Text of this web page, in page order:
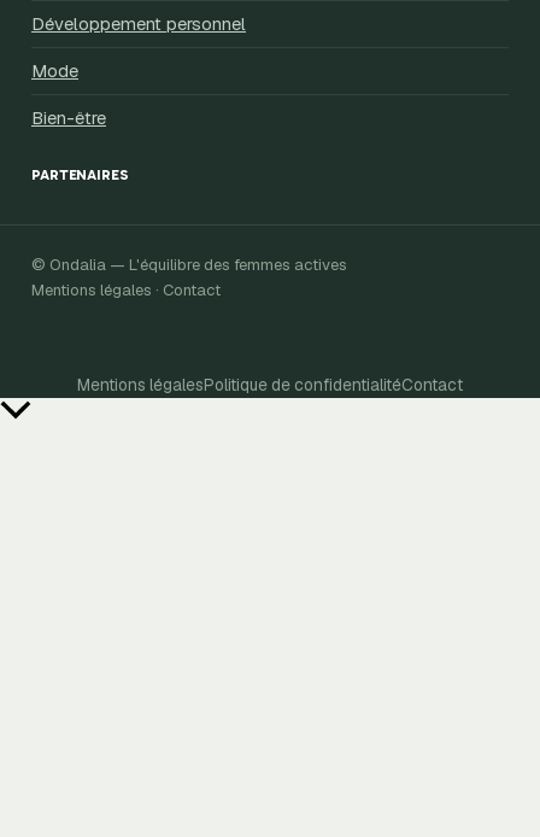
Développement personnel
Mode
Bien-être
PARTENAIRES
© Ondalia — L'équilibre des femmes actives
Mentions légales · Contact
Mentions légalesPolitique de confidentialitéContact